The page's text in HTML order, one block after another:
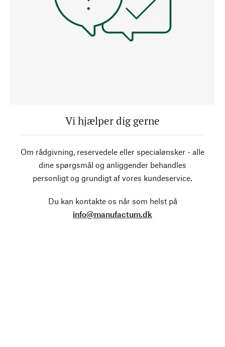
Vi hjælper dig gerne
Om rådgivning, reservedele eller specialønsker - alle
dine spørgsmål og anliggender behandles
personligt og grundigt af vores kundeservice.
Du kan kontakte os når som helst på
info@manufactum.dk